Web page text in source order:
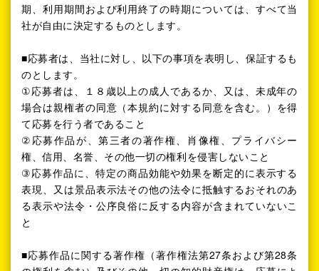
期、利用期間および利用終了の時期については、すべて当
社が自由に決定するものとします。
■応募者は、当社に対し、以下の事項を表明し、保証するも
のとします。
①応募者は、１８歳以上の成人であるか、又は、未成年の
場合は親権者の同意（本規約に対する同意を含む。）を得
て応募を行う者であること
②応募作品が、第三者の著作権、肖像権、プライバシー
権、信用、名誉、その他一切の権利を侵害しないこと
③応募作品に、特定の商品効能や効果を断定的に表示する
表現、又は景品表示法その他の法令に抵触するおそれのあ
る表示や法令・公序良俗に反する内容が含まれていないこ
と
■応募作品に関する著作権（著作権法第27条および第28条